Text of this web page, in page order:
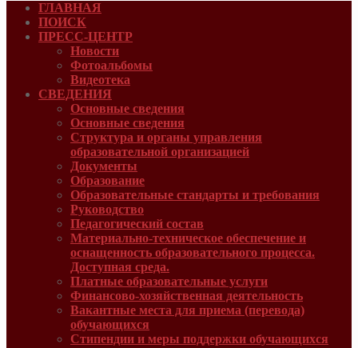
ГЛАВНАЯ
ПОИСК
ПРЕСС-ЦЕНТР
Новости
Фотоальбомы
Видеотека
СВЕДЕНИЯ
Основные сведения
Основные сведения
Структура и органы управления
образовательной организацией
Документы
Образование
Образовательные стандарты и требования
Руководcтво
Педагогический состав
Материально-техническое обеспечение и
оснащенность образовательного процесса.
Доступная среда.
Платные образовательные услуги
Финансово-хозяйственная деятельность
Вакантные места для приема (перевода)
обучающихся
Стипендии и меры поддержки обучающихся